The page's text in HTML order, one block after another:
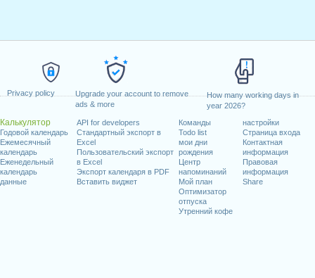
Privacy policy
Upgrade your account to remove
ads & more
How many working days in
year 2026?
Калькулятор
Годовой календарь
Ежемесячный
календарь
Еженедельный
календарь
данные
API for developers
Стандартный экспорт в
Excel
Пользовательский экспорт
в Excel
Экспорт календаря в PDF
Вставить виджет
Команды
Todo list
мои дни
рождения
Центр
напоминаний
Мой план
Оптимизатор
отпуска
Утренний кофе
настройки
Страница входа
Контактная
информация
Правовая
информация
Share